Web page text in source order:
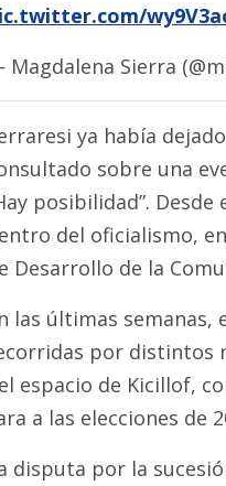
Sierra
ya había
sobre una
posibilidad”.
del oficialismo,
Desarrollo de la
las últimas semanas,
por distintos
espacio de Kicillof,
a las elecciones de
disputa por la